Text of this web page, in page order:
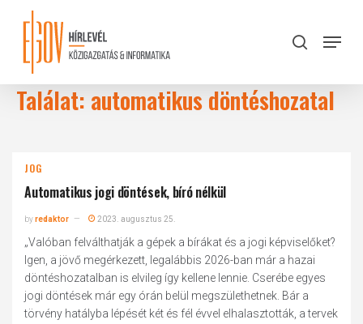
content
search
Menu
Találat: automatikus döntéshozatal
JOG
Automatikus jogi döntések, bíró nélkül
byredaktor 2023. augusztus 25.
„Valóban felválthatják a gépek a bírákat és a jogi képviselőket?
Igen, a jövő megérkezett, legalábbis 2026-ban már a hazai
döntéshozatalban is elvileg így kellene lennie. Cserébe egyes
jogi döntések már egy órán belül megszülethetnek. Bár a
törvény hatályba lépését két és fél évvel elhalasztották, a tervek
Close